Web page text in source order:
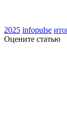
2025 infopulse
Оцените статью